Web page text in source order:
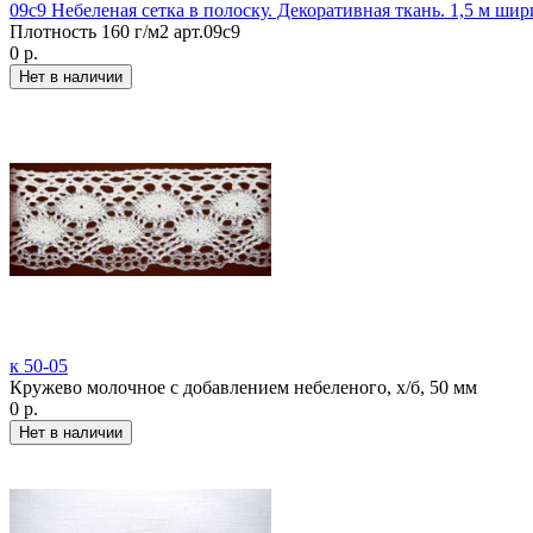
09с9 Небеленая сетка в полоску. Декоративная ткань. 1,5 м
Плотность 160 г/м2 арт.09с9
0 р.
к 50-05
Кружево молочное с добавлением небеленого, х/б, 50 мм
0 р.